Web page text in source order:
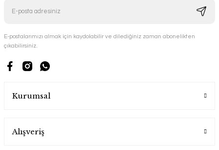
E-postalarımızı almak için kaydolabilir ve dilediğiniz zaman abonelikten
çıkabilirsiniz.
Kurumsal
Alışveriş